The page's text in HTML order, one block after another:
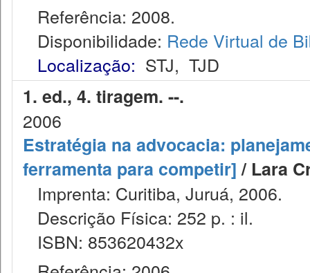
Referência: 2008.
Disponibilidade: Rede Virtual de
Localização: STJ, TJD
1. ed., 4. tiragem. --.
2006
Estratégia na advocacia:
ferramenta para competir]/ Lara
Imprenta: Curitiba, Juruá, 2006.
Descrição Física: 252 p. : il.
ISBN: 853620432x